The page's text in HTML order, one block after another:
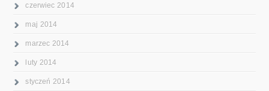
czerwiec 2014
maj 2014
marzec 2014
luty 2014
styczeń 2014